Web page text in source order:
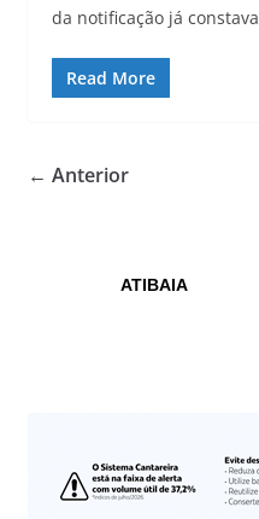
da notificação já constava
Read More
← Anterior